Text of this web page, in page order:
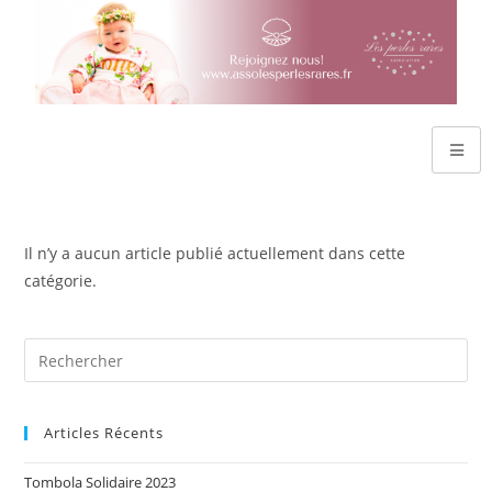
Il n’y a aucun article publié actuellement dans cette
catégorie.
Articles Récents
Tombola Solidaire 2023